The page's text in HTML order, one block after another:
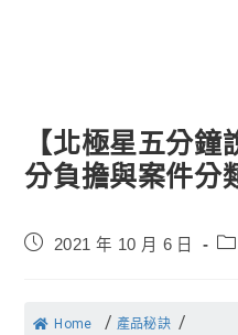
【北極星五分
分負擔與案件分
2021 年 10 月 6 日
Home / 產品秘訣 /